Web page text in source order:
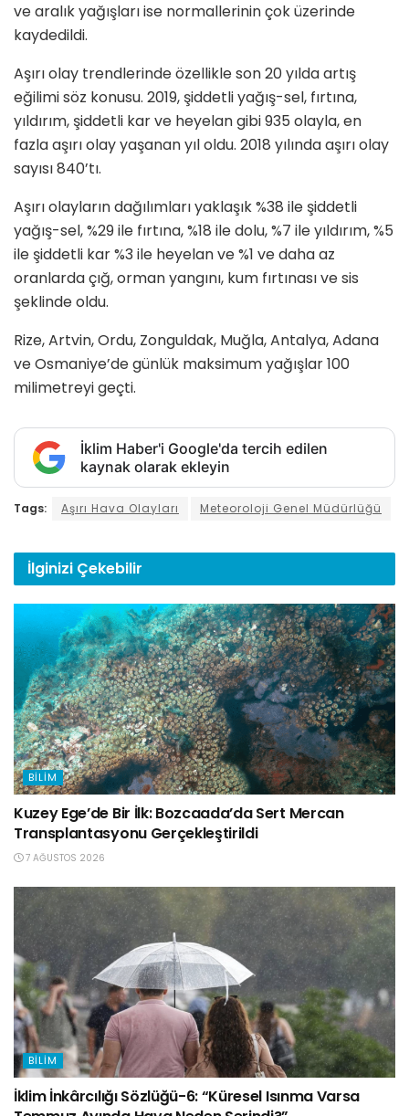
ve aralık yağışları ise normallerinin çok üzerinde
kaydedildi.
Aşırı olay trendlerinde özellikle son 20 yılda artış
eğilimi söz konusu. 2019, şiddetli yağış-sel, fırtına,
yıldırım, şiddetli kar ve heyelan gibi 935 olayla, en
fazla aşırı olay yaşanan yıl oldu. 2018 yılında aşırı olay
sayısı 840’tı.
Aşırı olayların dağılımları yaklaşık %38 ile şiddetli
yağış-sel, %29 ile fırtına, %18 ile dolu, %7 ile yıldırım, %5
ile şiddetli kar %3 ile heyelan ve %1 ve daha az
oranlarda çığ, orman yangını, kum fırtınası ve sis
şeklinde oldu.
Rize, Artvin, Ordu, Zonguldak, Muğla, Antalya, Adana
ve Osmaniye’de günlük maksimum yağışlar 100
milimetreyi geçti.
İklim Haber'i Google'da tercih edilen
kaynak olarak ekleyin
Tags: Aşırı Hava Olayları Meteoroloji Genel Müdürlüğü
İlginizi Çekebilir
BILIM
Kuzey Ege’de Bir İlk: Bozcaada’da Sert Mercan
Transplantasyonu Gerçekleştirildi
7 AĞUSTOS 2026
BILIM
İklim İnkârcılığı Sözlüğü-6: “Küresel Isınma Varsa